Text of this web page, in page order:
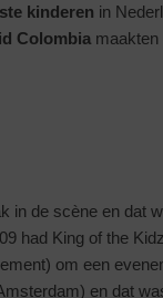
kinderen in
Colombia maakten
in de scène en dat
had King of the
om een
en dat